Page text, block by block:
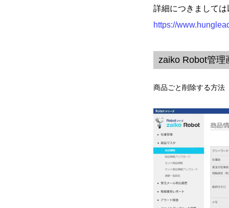
詳細につきまして
https://
zaiko Robot管理
商品ごと削除する方法